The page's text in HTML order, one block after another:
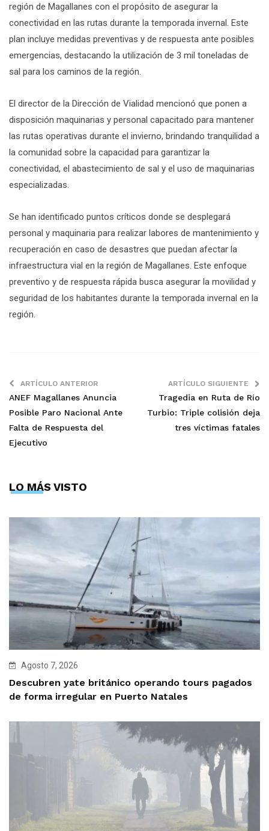
región de Magallanes con el propósito de asegurar la
conectividad en las rutas durante la temporada invernal. Este
plan incluye medidas preventivas y de respuesta ante posibles
emergencias, destacando la utilización de 3 mil toneladas de
sal para los caminos de la región.
El director de la Dirección de Vialidad mencionó que ponen a
disposición maquinarias y personal capacitado para mantener
las rutas operativas durante el invierno, brindando tranquilidad a
la comunidad sobre la capacidad para garantizar la
conectividad, el abastecimiento de sal y el uso de maquinarias
especializadas.
Se han identificado puntos críticos donde se desplegará
personal y maquinaria para realizar labores de mantenimiento y
recuperación en caso de desastres que puedan afectar la
infraestructura vial en la región de Magallanes. Este enfoque
preventivo y de respuesta rápida busca asegurar la movilidad y
seguridad de los habitantes durante la temporada invernal en la
región.
ARTÍCULO ANTERIOR
ANEF Magallanes Anuncia
Posible Paro Nacional Ante
Falta de Respuesta del
Ejecutivo
ARTÍCULO SIGUIENTE
Tragedia en Ruta de Río
Turbio: Triple colisión deja
tres víctimas fatales
LO MÁS VISTO
Agosto 7, 2026
Descubren yate británico operando tours pagados
de forma irregular en Puerto Natales